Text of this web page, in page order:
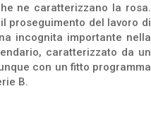
ne caratterizzano la rosa.
proseguimento del lavoro di
incognita importante nella
caratterizzato da un
con un fitto programma
B.